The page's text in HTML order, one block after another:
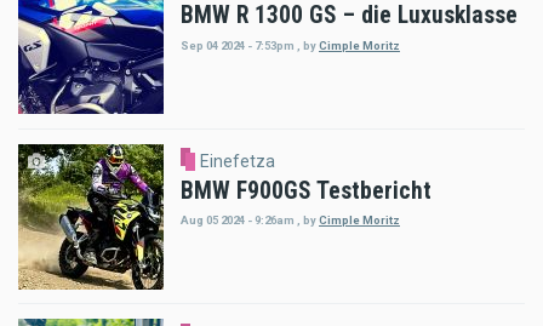
BMW R 1300 GS – die Luxusklasse
Sep 04 2024 - 7:53pm byCimple Moritz
Einefetza
BMW F900GS Testbericht
Aug 05 2024 - 9:26am , byCimple Moritz